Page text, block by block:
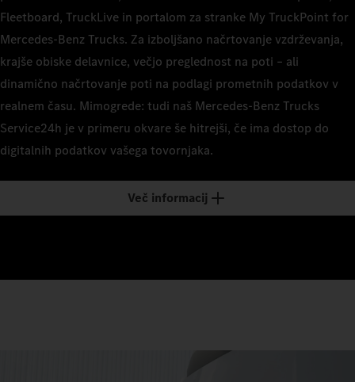
Fleetboard, TruckLive in portalom za stranke My TruckPoint for
Mercedes-Benz Trucks. Za izboljšano načrtovanje vzdrževanja,
krajše obiske delavnice, večjo preglednost na poti – ali
dinamično načrtovanje poti na podlagi prometnih podatkov v
realnem času. Mimogrede: tudi naš Mercedes-Benz Trucks
Service24h je v primeru okvare še hitrejši, če ima dostop do
digitalnih podatkov vašega tovornjaka.
Več informacij